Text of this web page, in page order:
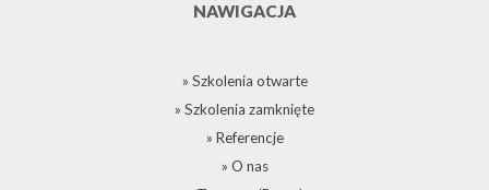
NAWIGACJA
» Szkolenia otwarte
» Szkolenia zamknięte
» Referencje
» O nas